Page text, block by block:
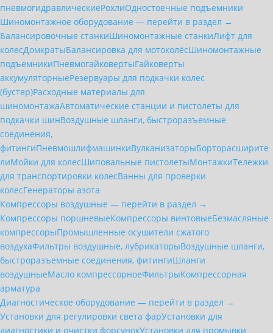
пневмогидравлическиеРохлиОдностоечные подъемники
Шиномонтажное оборудование — перейти в раздел →
Балансировочные станкиШиномонтажные станкиЛифт для
колесДомкратыБалансировка для мотоколёсШиномонтажные
подъемникиПневмогайковертыГайковерты
аккумуляторныеРезервуары для подкачки колес
(бустер)Расходные материалы для
шиномонтажаАвтоматические станции и пистолеты для
подкачки шинВоздушные шланги, быстроразъемные
соединения,
фитингиПневмошлифмашинкиВулканизаторыБорторасширите
лиМойки для колесШиповальные пистолетыМонтажкиТележки
для транспортировки колесВанны для проверки
колесГенераторы азота
Компрессоры воздушные — перейти в раздел →
Компрессоры поршневыеКомпрессоры винтовыеБезмасляные
компрессорыПромышленные осушители сжатого
воздухаФильтры воздушные, лубрикаторыВоздушные шланги,
быстроразъемные соединения, фитингиШланги
воздушныеМасло компрессорноеФильтрыКомпрессорная
арматура
Диагностическое оборудование — перейти в раздел →
Установки для регулировки света фарУстановки для
диагностики и очистки форсунокУстановки для промывки